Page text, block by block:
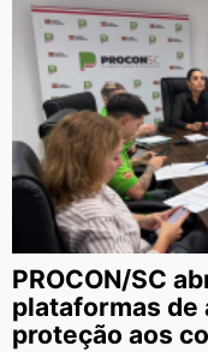
PROCON/SC
plataformas de
proteção aos